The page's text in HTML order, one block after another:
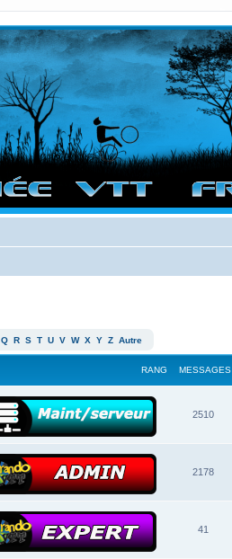
sur le site et bonnes randos dans l'Ouest !
Q R S T U V W X Y Z Autre
RANG MESSAGES
2510
2178
41